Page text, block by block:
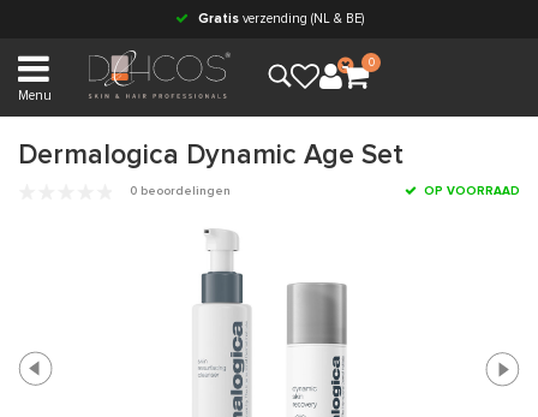
Gratisverzending (NL & BE)
Menu
0
Dermalogica Dynamic Age Set
0 beoordelingen OP VOORRAAD